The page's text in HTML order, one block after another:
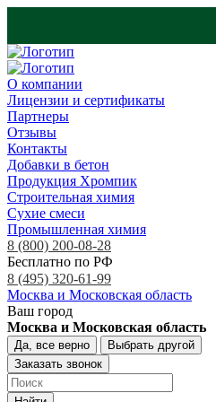
О компании
Лицензии и сертификаты
Партнеры
Отзывы
Контакты
Добавки в бетон
Продукция Хромпик
Строительная химия
Сухие смеси
Промышленная химия
8 (800) 200-08-28
Бесплатно по РФ
8 (495) 320-61-99
Москва и Московская область
Ваш город
Москва и Московская область
Да, все верно
Выбрать другой
Заказать звонок